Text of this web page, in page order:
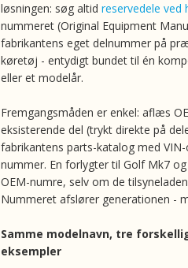
løsningen: søg altid reservedele
nummeret (Original Equipment
fabrikantens eget delnummer på
køretøj - entydigt bundet til én
eller et modelår.
Fremgangsmåden er enkel: aflæs
eksisterende del (trykt direkte på
fabrikantens parts-katalog med
nummer. En forlygter til Golf Mk7
OEM-numre, selv om de
Nummeret afslører generationen -
Samme modelnavn, tre
eksempler